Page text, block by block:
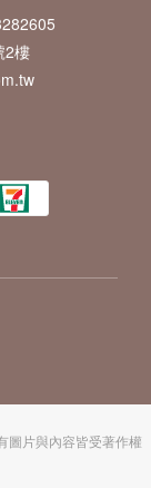
2樓
圖片與內容皆受著作權